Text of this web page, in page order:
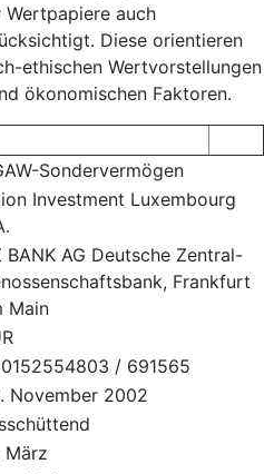
auch
Diese orientieren
ethischen Wertvorstellungen
ökonomischen Faktoren.
Sondervermögen
Investment Luxembourg
BANK AG Deutsche Zentral-
Frankfurt
Main
/ 691565
November 2002
März